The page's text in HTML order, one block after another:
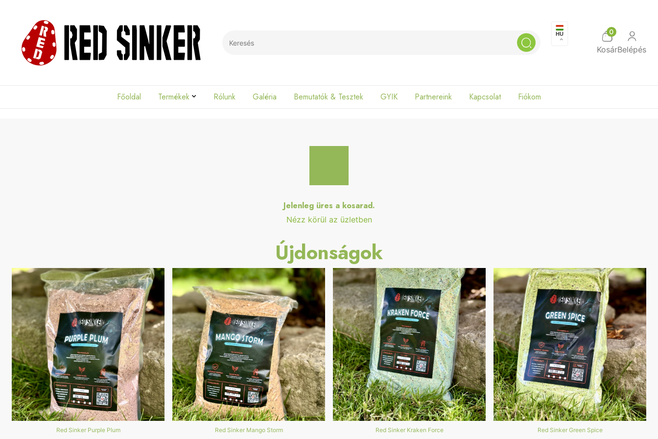
Search
0
KosárBelépés
Főoldal Termékek Rólunk Galéria Bemutatók & Tesztek GYIK Partnereink Kapcsolat Fiókom
Jelenleg üres a kosarad.
Nézz körül az üzletben
Újdonságok
Red Sinker Purple Plum Red Sinker Mango Storm Red Sinker Kraken Force Red Sinker Green Spice
HU